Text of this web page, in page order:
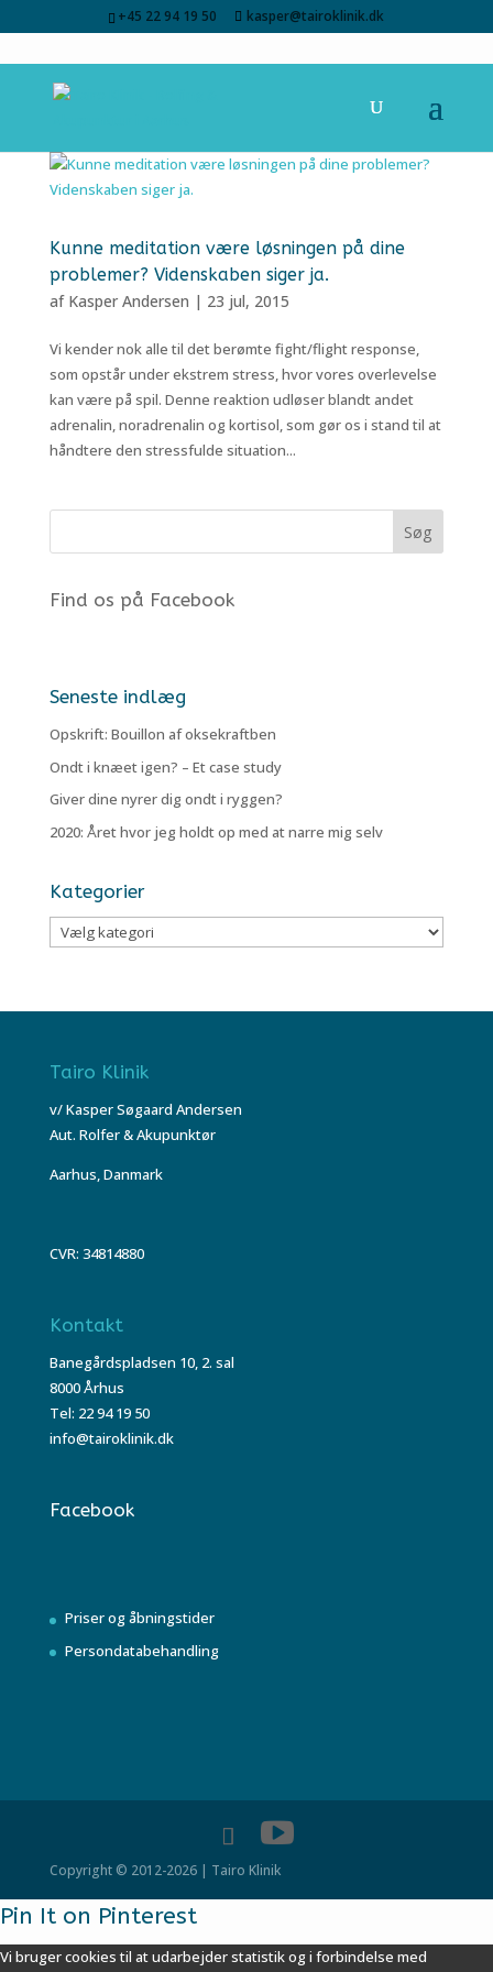
+45 22 94 19 50 kasper@tairoklinik.dk
Kunne meditation være løsningen på dine
problemer? Videnskaben siger ja.
af Kasper Andersen | 23 jul, 2015
Vi kender nok alle til det berømte fight/flight response,
som opstår under ekstrem stress, hvor vores overlevelse
kan være på spil. Denne reaktion udløser blandt andet
adrenalin, noradrenalin og kortisol, som gør os i stand til at
håndtere den stressfulde situation...
Find os på Facebook
Seneste indlæg
Opskrift: Bouillon af oksekraftben
Ondt i knæet igen? – Et case study
Giver dine nyrer dig ondt i ryggen?
2020: Året hvor jeg holdt op med at narre mig selv
Kategorier
Kategorier
Tairo Klinik
v/ Kasper Søgaard Andersen
Aut. Rolfer & Akupunktør
Aarhus, Danmark
CVR: 34814880
Kontakt
Banegårdspladsen 10, 2. sal
8000 Århus
Tel: 22 94 19 50
info@tairoklinik.dk
Facebook
Priser og åbningstider
Persondatabehandling
Copyright © 2012-2026 | Tairo Klinik
Pin It on Pinterest
Vi bruger cookies til at udarbejder statistik og i forbindelse med